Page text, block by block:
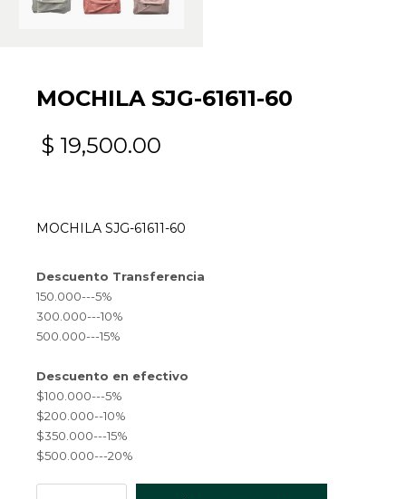
MOCHILA SJG-61611-60
$ 19,500.00
MOCHILA SJG-61611-60
Descuento Transferencia
150.000---5%
300.000---10%
500.000---15%
Descuento en efectivo
$100.000---5%
$200.000--10%
$350.000---15%
$500.000---20%